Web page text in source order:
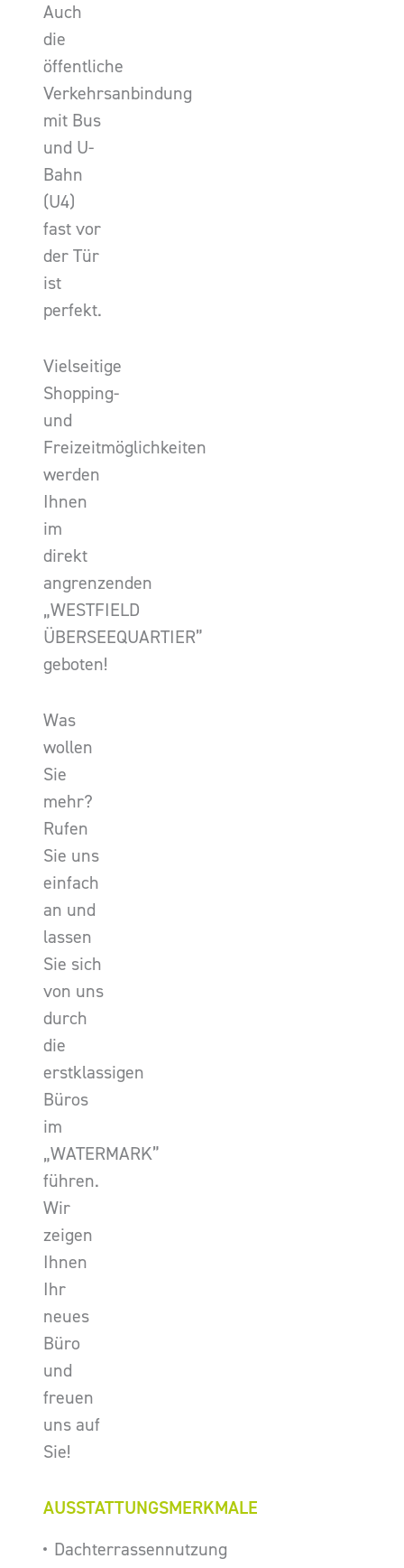
Auch
die
öffentliche
Verkehrsanbindung
mit Bus
und U-
Bahn
(U4)
fast vor
der Tür
ist
perfekt.
Vielseitige
Shopping-
und
Freizeitmöglichkeiten
werden
Ihnen
im
direkt
angrenzenden
„WESTFIELD
ÜBERSEEQUARTIER”
geboten!
Was
wollen
Sie
mehr?
Rufen
Sie uns
einfach
an und
lassen
Sie sich
von uns
durch
die
erstklassigen
Büros
im
„WATERMARK”
führen.
Wir
zeigen
Ihnen
Ihr
neues
Büro
und
freuen
uns auf
Sie!
AUSSTATTUNGSMERKMALE
Dachterrassennutzung